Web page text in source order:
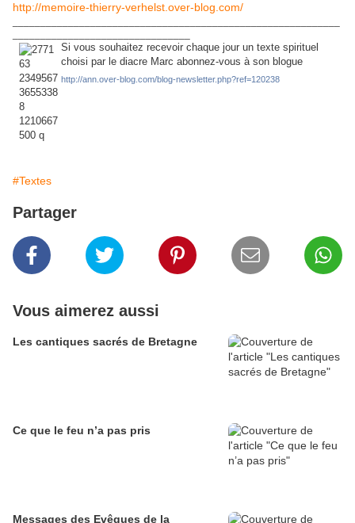
http://memoire-thierry-verhelst.over-blog.com/
Si vous souhaitez recevoir chaque jour un texte spirituel
choisi par le diacre Marc abonnez-vous à son blogue
http://ann.over-blog.com/blog-newsletter.php?ref=120238
#Textes
Partager
Vous aimerez aussi
Les cantiques sacrés de Bretagne
Ce que le feu n’a pas pris
Messages des Evêques de la